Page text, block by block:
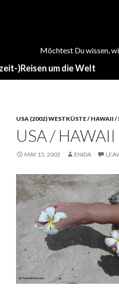
Möchtest Du wissen,
)Reisen um die Welt
USA (2002) WESTKÜSTE / HAWAII /
USA /
MAY 15, 2002 ENIDA